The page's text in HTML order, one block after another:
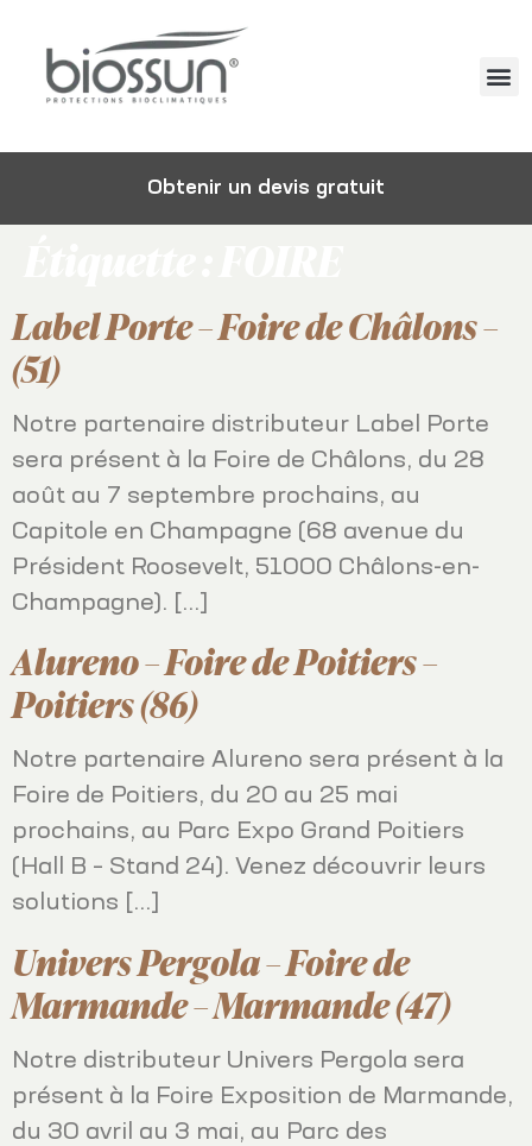
Obtenir un devis gratuit
Label Porte – Foire de Châlons –
(51)
Notre partenaire distributeur Label Porte
sera présent à la Foire de Châlons, du 28
août au 7 septembre prochains, au
Capitole en Champagne (68 avenue du
Président Roosevelt, 51000 Châlons-en-
Champagne). […]
Alureno – Foire de Poitiers –
Poitiers (86)
Notre partenaire Alureno sera présent à la
Foire de Poitiers, du 20 au 25 mai
prochains, au Parc Expo Grand Poitiers
(Hall B – Stand 24). Venez découvrir leurs
solutions […]
Univers Pergola – Foire de
Marmande – Marmande (47)
Notre distributeur Univers Pergola sera
présent à la Foire Exposition de Marmande,
du 30 avril au 3 mai, au Parc des